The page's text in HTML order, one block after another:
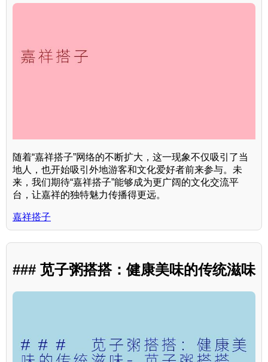
随着“嘉祥搭子”网络的不断扩大，这一现象不仅吸引了当
地人，也开始吸引外地游客和文化爱好者前来参与。未
来，我们期待“嘉祥搭子”能够成为更广阔的文化交流平
台，让嘉祥的独特魅力传播得更远。
嘉祥搭子
### 苋子粥搭搭：健康美味的传统滋味